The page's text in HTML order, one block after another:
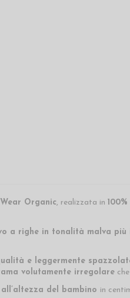
Organic, realizzata in
a righe in tonalità malva più
e leggermente
volutamente irregolareche
del bambino in